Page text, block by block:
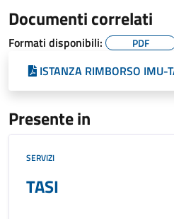
Documenti correlati
Formati disponibili: PDF
ISTANZA RIMBORSO IMU-
Presente in
SERVIZI
TASI